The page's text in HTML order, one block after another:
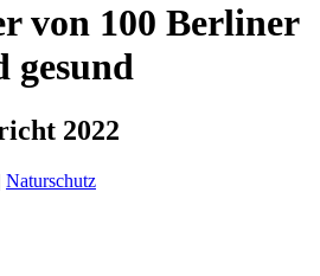
von 100 Berliner
gesund
2022
Naturschutz